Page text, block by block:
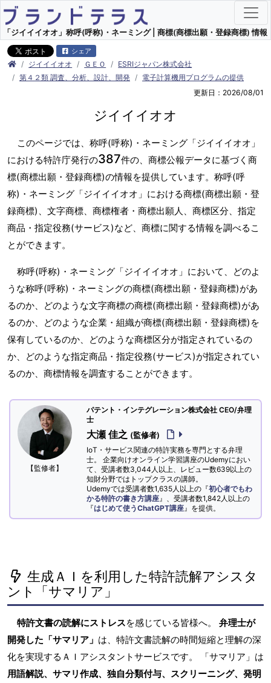
「ジイイイオオ」称呼(呼称)・ネーミング | 商標(商標出願・登録商標) 情報
シェア
ジイイイオオ ＧＥＯ
ESRIジャパン株式会社
第４２類 調査、分析、設計、開発
電子計算機用プログラムの提供
更新日：2026/08/01
ジイイイオオ
このページでは、称呼(呼称)・ネーミング「ジイイイオオ」
における特許庁発行の387件の、商標公報データに基づく商
標(商標出願・登録商標)の情報を提供しています。称呼(呼
称)・ネーミング「ジイイイオオ」における商標(商標出願・登
録商標)、文字商標、商標権者・商標出願人、商標区分、指定
商品・指定役務(サービス)など、商標に関する情報を調べるこ
とができます。
称呼(呼称)・ネーミング「ジイイイオオ」において、どのよ
うな称呼(呼称)・ネーミングの商標(商標出願・登録商標)があ
るのか、どのような文字商標の商標(商標出願・登録商標)があ
るのか、どのような企業・組織が商標(商標出願・登録商標)を
保有しているのか、どのような商標区分が指定されているの
か、どのような指定商品・指定役務(サービス)が指定されてい
るのか、商標情報を調査することができます。
【監修者】
パテント・インテグレーション株式会社 CEO/弁理
士
大瀬 佳之 (監修者)
IoT・サービス関連の特許実務を専門とする弁理
士。 企業向けオンライン学習講座のUdemyにおい
て、受講者数3,044人以上、レビュー数639以上の
知財分野ではトップクラスの講師。
Udemyでは受講者数1,635人以上の『初心者でもわ
かる特許の書き方講座 』、受講者数1,842人以上の
『はじめて使うChatGPT講座 』を提供。
生成ＡＩを利用した特許読解アシスタ
ント「サマリア」
特許文書の読解にストレスを感じている皆様へ。 弁理士が
開発した「サマリア」 は、特許文書読解の時間短縮と理解の深
化を実現するＡＩアシスタントサービスです。 「サマリア」は
用語解説、サマリ作成、独自分類付与、スクリーニング、発明